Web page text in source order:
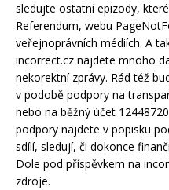
sledujte ostatní epizody,
Referendum, webu
veřejnoprávních médiích. A
incorrect.cz najdete mnoho
nekorektní zprávy. Rád též
v podobě podpory na
nebo na běžný účet
podpory najdete v popisku
sdílí, sledují, či dokonce
Dole pod příspěvkem na
zdroje.